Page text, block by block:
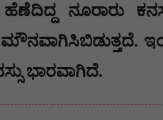
ಹೆಣೆದಿದ್ದ ನೂರಾರು
ಮೌನವಾಗಿಸಿಬಿಡುತ್ತದೆ.
ಭಾರವಾಗಿದೆ.